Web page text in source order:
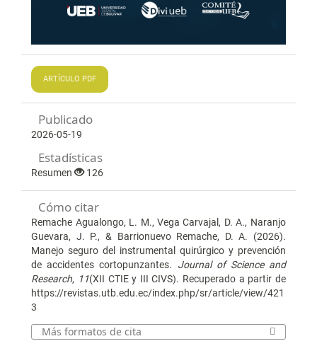
ARTÍCULO PDF
Publicado
2026-05-19
Estadísticas
Resumen 126
Cómo citar
Remache Agualongo, L. M., Vega Carvajal, D. A., Naranjo
Guevara, J. P., & Barrionuevo Remache, D. A. (2026).
Manejo seguro del instrumental quirúrgico y prevención
de accidentes cortopunzantes. Journal of Science and
Research, 11(XII CTIE y III CIVS). Recuperado a partir de
https://revistas.utb.edu.ec/index.php/sr/article/view/421
3
Más formatos de cita